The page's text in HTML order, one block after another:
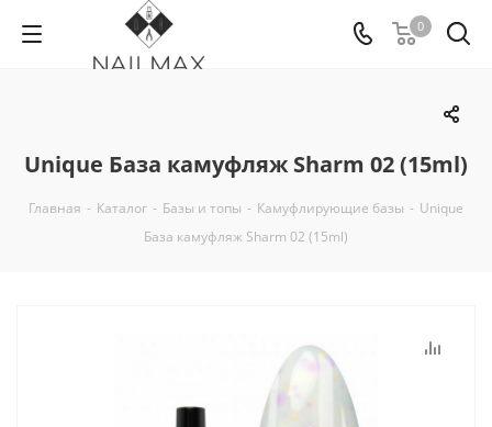
0
Unique База камуфляж Sharm 02 (15ml)
Главная - Каталог - Базы и топы - Камуфлирующие базы - Unique
База камуфляж Sharm 02 (15ml)